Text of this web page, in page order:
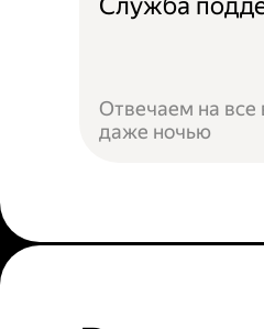
Служба
Отвечаем на все
даже ночью